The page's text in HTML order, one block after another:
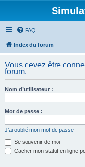
FAQ
Index du forum
Vous devez être
forum.
Nom d’utilisateur :
Mot de passe :
J’ai oublié mon mot de passe
Se souvenir de moi
Cacher mon statut en ligne